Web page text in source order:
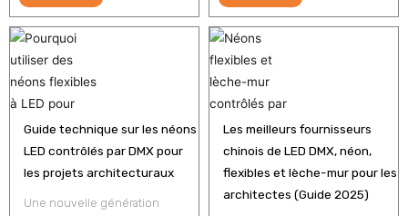
Guide technique sur les néons
LED contrôlés par DMX pour
les projets architecturaux
Une nouvelle génération
Les meilleurs fournisseurs
chinois de LED DMX, néon,
flexibles et lèche-mur pour les
architectes (Guide 2025)